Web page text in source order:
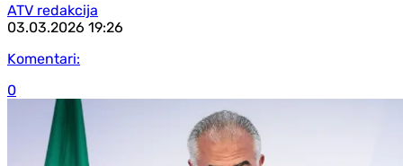
ATV redakcija
03.03.2026 19:26
Komentari:
0